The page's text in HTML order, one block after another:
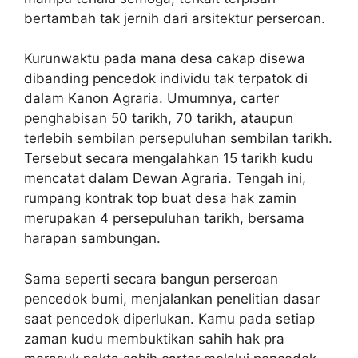
bertambah tak jernih dari arsitektur perseroan.
Kurunwaktu pada mana desa cakap disewa
dibanding pencedok individu tak terpatok di
dalam Kanon Agraria. Umumnya, carter
penghabisan 50 tarikh, 70 tarikh, ataupun
terlebih sembilan persepuluhan sembilan tarikh.
Tersebut secara mengalahkan 15 tarikh kudu
mencatat dalam Dewan Agraria. Tengah ini,
rumpang kontrak top buat desa hak zamin
merupakan 4 persepuluhan tarikh, bersama
harapan sambungan.
Sama seperti secara bangun perseroan
pencedok bumi, menjalankan penelitian dasar
saat pencedok diperlukan. Kamu pada setiap
zaman kudu membuktikan sahih hak pra